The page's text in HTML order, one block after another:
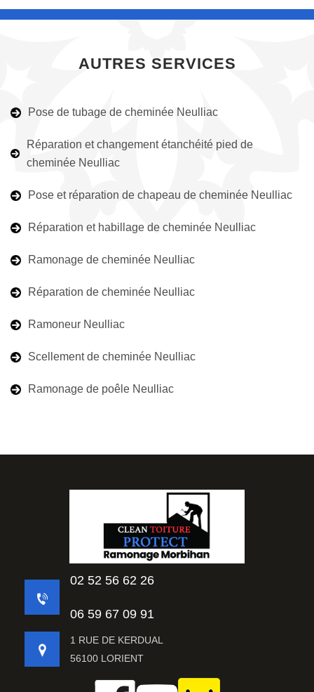
AUTRES SERVICES
Pose de tubage de cheminée Neulliac
Réparation et changement étanchéité pied de
cheminée Neulliac
Pose et réparation de chapeau de cheminée Neulliac
Réparation et habillage de cheminée Neulliac
Ramonage de cheminée Neulliac
Réparation de cheminée Neulliac
Ramoneur Neulliac
Scellement de cheminée Neulliac
Ramonage de poêle Neulliac
02 52 56 62 26
06 59 67 09 91
1 RUE DE KERDUAL
56100 LORIENT